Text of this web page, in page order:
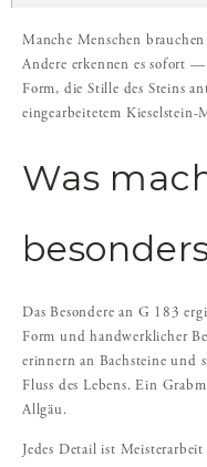
Manche Menschen
Andere erkennen es sofort
Form, die Stille des Steins
eingearbeitetem Kieselstein-
Was
Das Besondere an G 183
Form und handwerklicher
erinnern an Bachsteine und
Fluss des Lebens. Ein
Allgäu.
Jedes Detail ist